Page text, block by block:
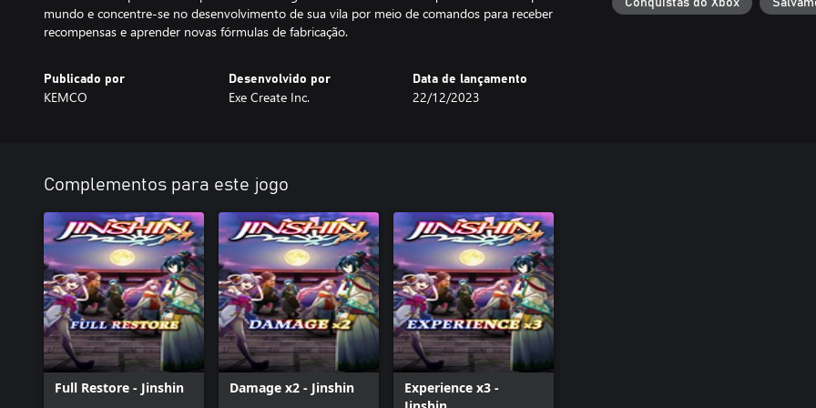
mundo e concentre-se no desenvolvimento de sua vila por meio de comandos para receber
recompensas e aprender novas fórmulas de fabricação.
Publicado por
KEMCO
Desenvolvido por
Exe Create Inc.
Data de lançamento
22/12/2023
Conquistas do Xbox
Complementos para este jogo
Full Restore - Jinshin Damage x2 - Jinshin
Experience x3 -